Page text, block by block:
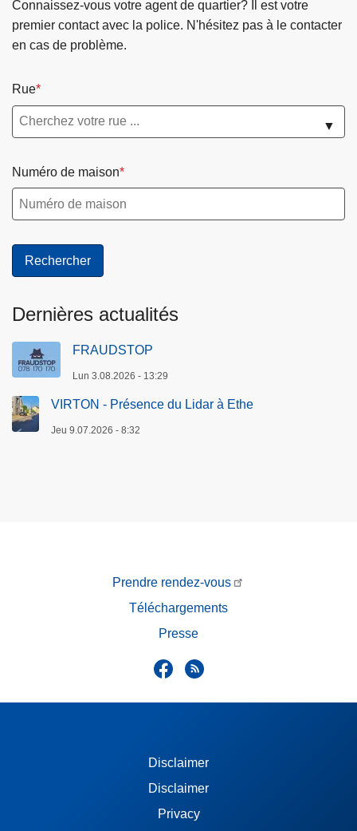
Connaissez-vous votre agent de quartier? Il est votre
premier contact avec la police. N'hésitez pas à le contacter
en cas de problème.
Rue
▼
Numéro de maison
Dernières actualités
FRAUDSTOP
Lun 3.08.2026 - 13:29
VIRTON - Présence du Lidar à Ethe
Jeu 9.07.2026 - 8:32
Prendre rendez-vous
Téléchargements
Presse
Disclaimer
Disclaimer
Privacy